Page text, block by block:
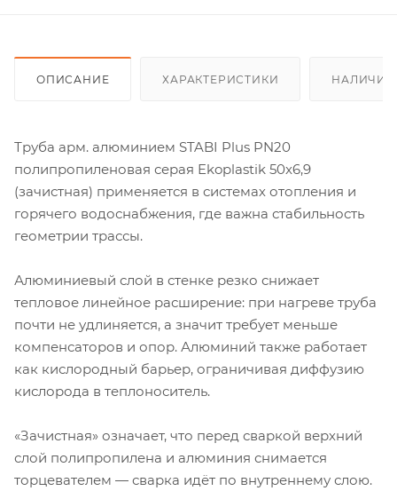
ОПИСАНИЕ ХАРАКТЕРИСТИКИ НАЛИЧИЕ
Труба арм. алюминием STABI Plus PN20
полипропиленовая серая Ekoplastik 50x6,9
(зачистная) применяется в системах отопления и
горячего водоснабжения, где важна стабильность
геометрии трассы.
Алюминиевый слой в стенке резко снижает
тепловое линейное расширение: при нагреве труба
почти не удлиняется, а значит требует меньше
компенсаторов и опор. Алюминий также работает
как кислородный барьер, ограничивая диффузию
кислорода в теплоноситель.
«Зачистная» означает, что перед сваркой верхний
слой полипропилена и алюминия снимается
торцевателем — сварка идёт по внутреннему слою.